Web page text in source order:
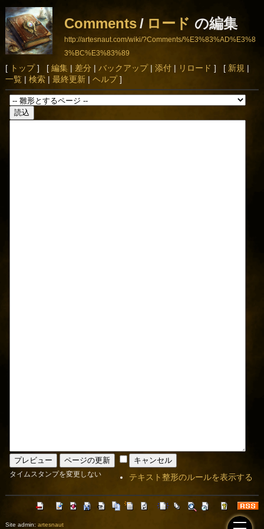
Comments/ ロード の編集
http://artesnaut.com/wiki/?Comments/%E3%83%AD%E3%8
3%BC%E3%83%89
[ トップ] [ 編集| 差分 | バックアップ| 添付| リロード ] [ 新規 |
一覧| 検索| 最終更新| ヘルプ]
タイムスタンプを変更しない テキスト整形のルールを表示する
Site admin: artesnaut